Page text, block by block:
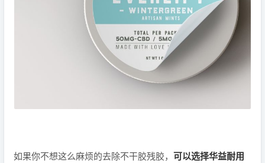
如果你不想这么麻烦的去除不干胶残胶， 可以选择华益耐用